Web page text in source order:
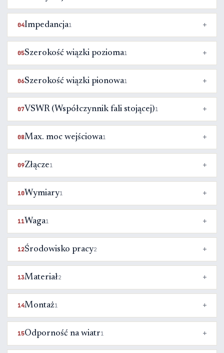
04Impedancja1
05Szerokość wiązki pozioma1
06Szerokość wiązki pionowa1
07VSWR (Współczynnik fali stojącej)1
08Max. moc wejściowa1
09Złącze1
10Wymiary1
11Waga1
12Środowisko pracy2
13Materiał2
14Montaż1
15Odporność na wiatr1